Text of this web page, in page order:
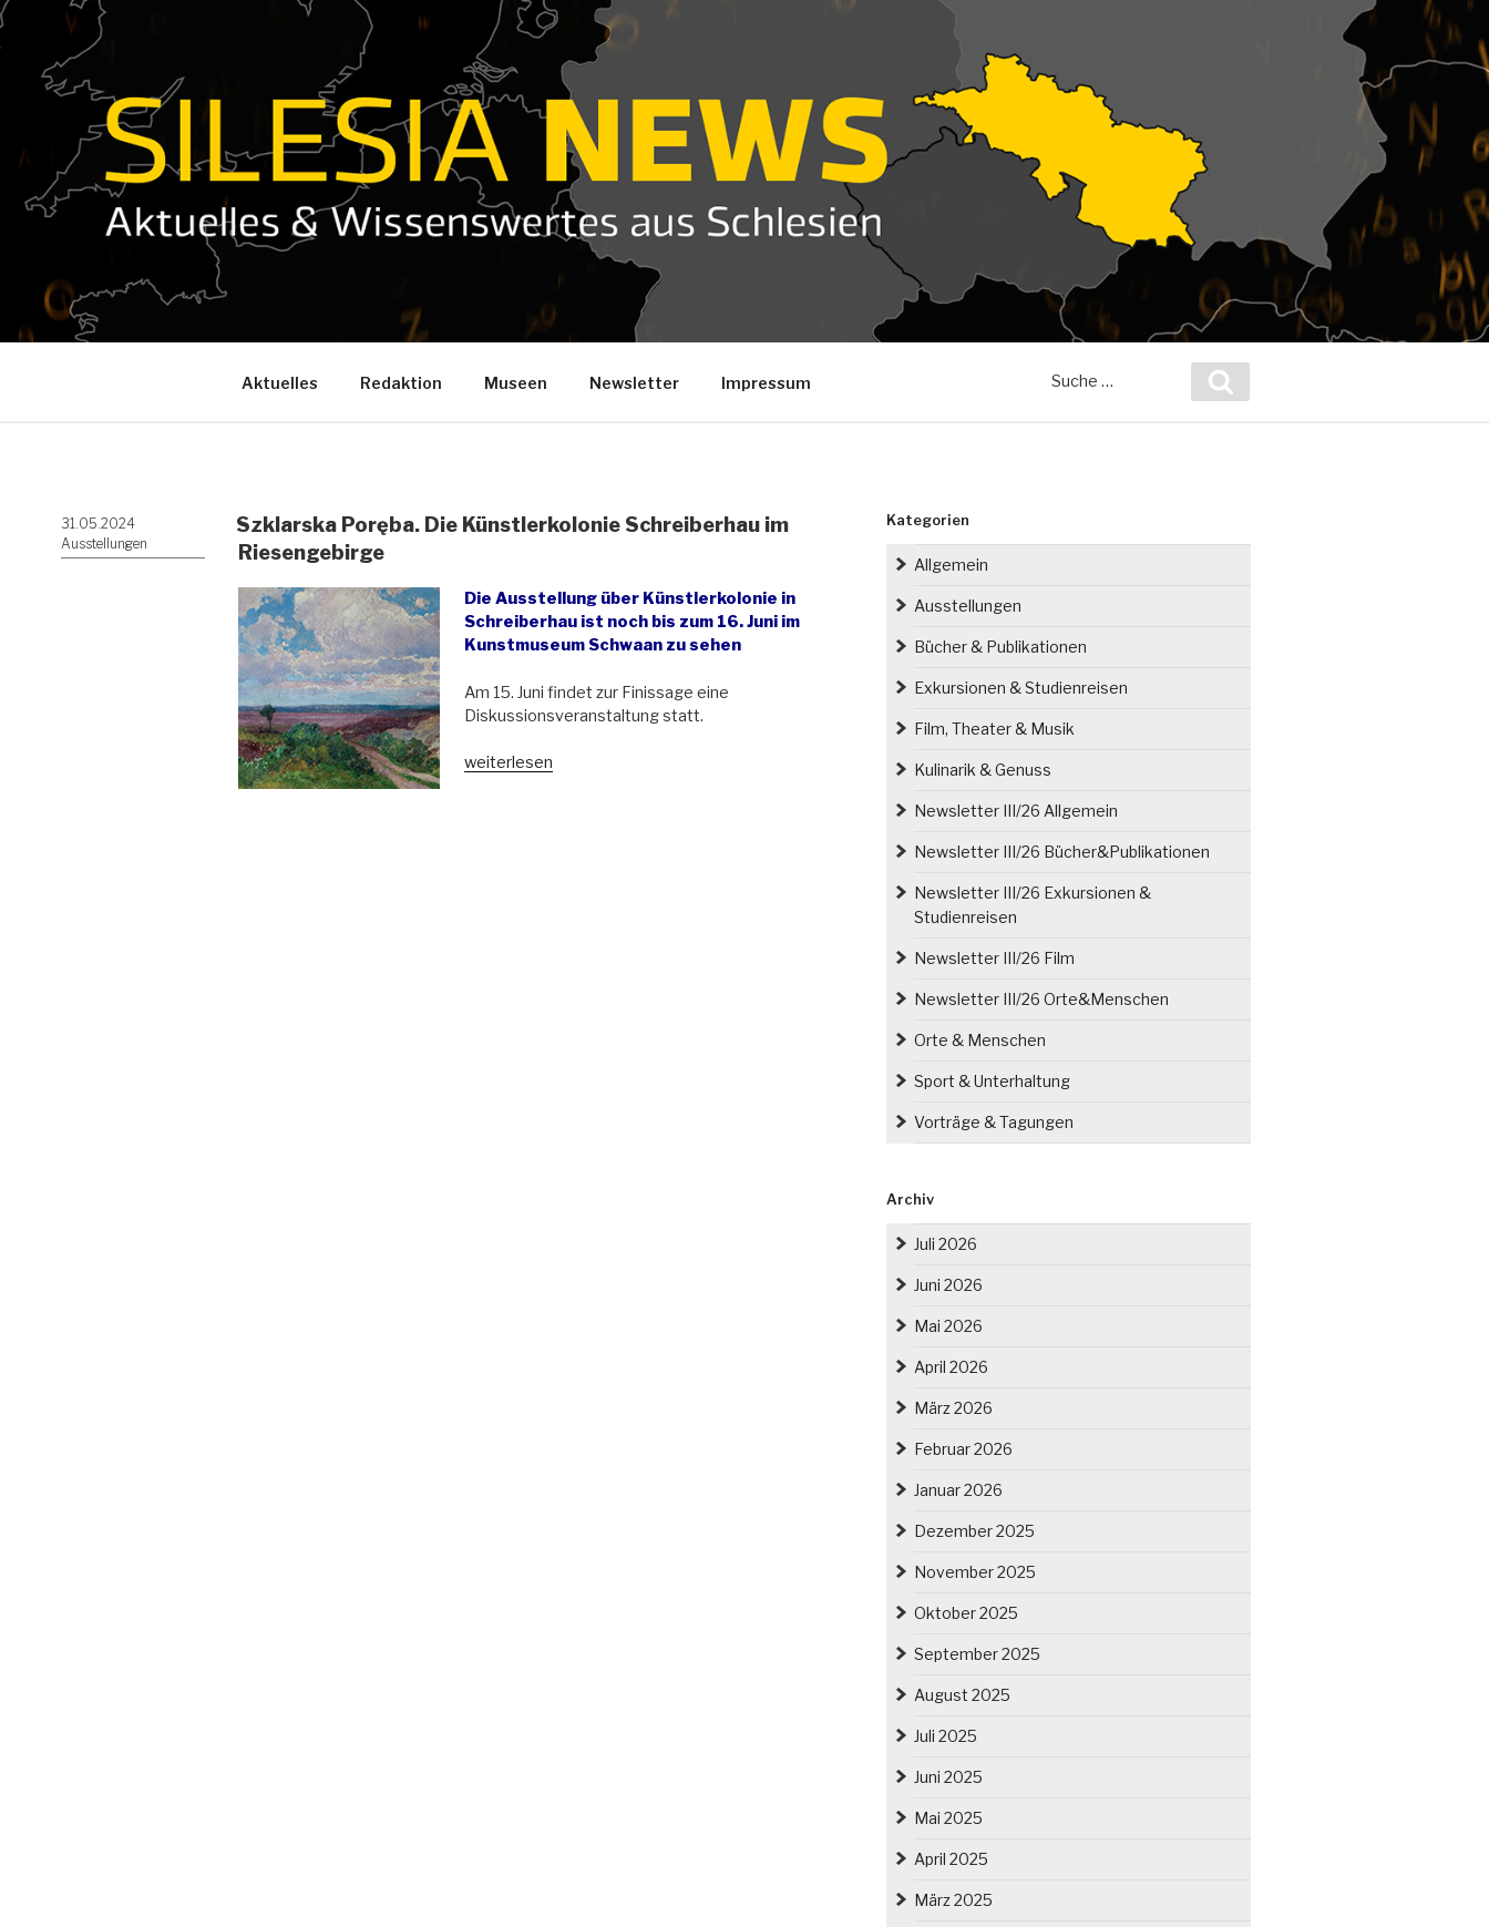
Zum
Inhalt
springen
Aktuelles Redaktion Museen Newsletter Impressum
nach:
Veröffentlicht
am
31.05.2024
Ausstellungen
Szklarska Poręba. Die Künstlerkolonie Schreiberhau im
Riesengebirge
Die Ausstellung über Künstlerkolonie in
Schreiberhau ist noch bis zum 16. Juni im
Kunstmuseum Schwaan zu sehen
Am 15. Juni findet zur Finissage eine
Diskussionsveranstaltung statt.
„Szklarska
weiterlesen
Kategorien
Allgemein
Ausstellungen
Bücher & Publikationen
Exkursionen & Studienreisen
Film, Theater & Musik
Kulinarik & Genuss
Newsletter III/26 Allgemein
Newsletter III/26 Bücher&Publikationen
Newsletter III/26 Exkursionen &
Studienreisen
Newsletter III/26 Film
Newsletter III/26 Orte&Menschen
Orte & Menschen
Sport & Unterhaltung
Vorträge & Tagungen
Archiv
Juli 2026
Juni 2026
Mai 2026
April 2026
März 2026
Februar 2026
Januar 2026
Dezember 2025
November 2025
Oktober 2025
September 2025
August 2025
Juli 2025
Juni 2025
Mai 2025
April 2025
März 2025